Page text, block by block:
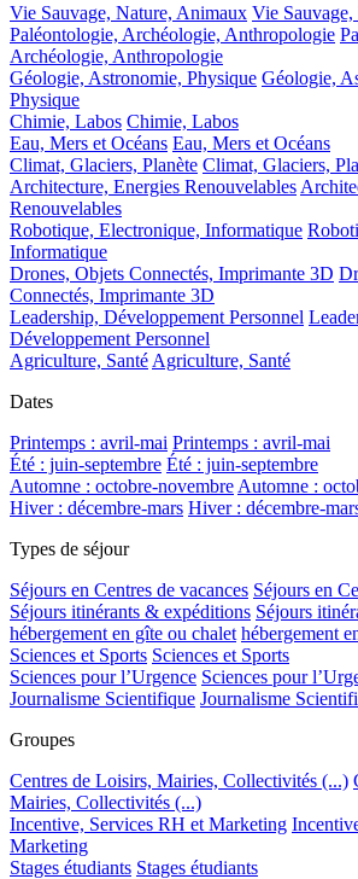
Vie Sauvage, Nature, Animaux Vie
Paléontologie, Archéologie, Anthropologie
Archéologie, Anthropologie
Géologie, Astronomie, Physique Géologie,
Physique
Chimie, Labos Chimie, Labos
Eau, Mers et Océans Eau, Mers et Océans
Climat, Glaciers, Planète Climat, Glaciers,
Architecture, Energies Renouvelables
Renouvelables
Robotique, Electronique, Informatique
Informatique
Drones, Objets Connectés, Imprimante 3D
Connectés, Imprimante 3D
Leadership, Développement Personnel
Développement Personnel
Agriculture, Santé Agriculture, Santé
Dates
Printemps : avril-mai Printemps : avril-mai
Été : juin-septembre Été : juin-septembre
Automne : octobre-novembre Automne :
Hiver : décembre-mars Hiver : décembre-
Types de séjour
Séjours en Centres de vacances Séjours en
Séjours itinérants & expéditions Séjours
hébergement en gîte ou chalet hébergement
Sciences et Sports Sciences et Sports
Sciences pour l’Urgence Sciences pour
Journalisme Scientifique Journalisme
Groupes
Centres de Loisirs, Mairies, Collectivités (...)
Mairies, Collectivités (...)
Incentive, Services RH et Marketing
Marketing
Stages étudiants Stages étudiants